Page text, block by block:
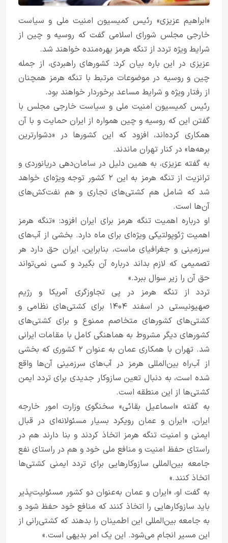
«ابراهیم عزیزی» رئیس کمیسیون امنیت ملی و سیاست
خارجی مجلس شورای اسلامی گفت که روسیه و چین از
شرایط ویژه تردد از تنگه هرمز بهره‌منده خواهند شد.
عزیزی در این باره بیان کرد: کشورهای راهبردی، از جمله
چین و روسیه در موضوعات مرتبط با تنگه هرمز همچنان
از رفتار ویژه و شرایط مساعد برخوردار خواهند بود.
رئیس کمیسیون امنیت ملی و سیاست خارجی مجلس با
گفتن این که روسیه و چین همواره از ایران حمایت و با آن‌
همکاری کرده‌اند، افزود که این کشورها در «دشوارترین
برهه‌ها» در کنار تهران ماندند.
به گفته عزیزی، به همین دلیل در سامان‌دهی دریانوردی و
ترانزیت از تنگه هرمز به این ۲ کشور توجه ویژه‌ای خواهد
شد که شامل هم کشتی‌های تجاری و هم نفت‌کش‌های
آن‌ها است.
او درباره اهمیت تنگه هرمز برای ایران افزود: «تنگه هرمز
اهمیت ژئوپولتیکی ویژه‌ای برای ماه دارد. بخشی از آب‌های
سرزمینی و جغرافیای ماست، بنابراین، ایران حق دارد هر
تصمیمی که لازم بداند درباره آن بگیرد و کسی نمی‌تواند
حق آن را زیر سوال ببرد.»
تردد از تنگه هرمز در پی تجاوزگری آمریکا و رژیم
صهیونیستی در اسفند ۱۴۰۴ برای کشتی‌های نظامی و
کشتی‌های کشورهای متخاصم ممنوع و برای کشتی‌های
کشورهای دیگر مشروط به هماهنگی کامل با مقامات ایرانی
شد. تهران با همکاری عمان به عنوان ۲ کشوری که بخشی
از آب‌راه بین‌المللی هرمز در آب‌های سرزمینی آن‌ها واقع
شده است، به دنبال تعین سازوکار جدیدی برای تردد ایمن
کشتی‌ها از این منطقه است.
به گفته «اسماعیل بقائی» سخنگوی وزارت امور خارجه
ایران، «ایران و عمان رویکرد بسیار مسئولانه‌ای در قبال
ایمنی و امنیت تنگه هرمز اتخاذ کردند و بنا دارند هم در
راستای حفظ امنیت و منافع ملی خود و هم در راستای نفع
جامعه بین‌المللی سازوکارهایی برای تردد ایمنی کشتی‌ها
اتخاذ کنند.»
به گفت او، «ایران و عمان به‌عنوان دو کشور مسئولیت‌پذیر
باید سازوکارهایی را اتخاذ کنند که منافع خود حفظ شود و
به جامعه بین‌المللی این اطمینان را بدهند که کشتی‌رانی از
این مسیر انجام می‌شود. این یک امر بدیهی است.»